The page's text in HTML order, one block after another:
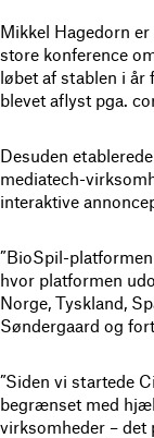
Mikkel Hagedorn
store konference
løbet af stablen i år
blevet aflyst pga.
Desuden
mediatech-
interaktive
”BioSpil-
hvor platformen
Norge, Tyskland,
Søndergaard og
”Siden vi startede
begrænset med
virksomheder – det